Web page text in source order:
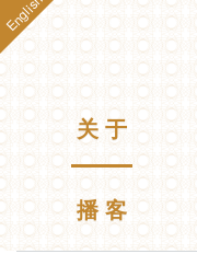
Westheavens
English
主菜单 关 于
播 客